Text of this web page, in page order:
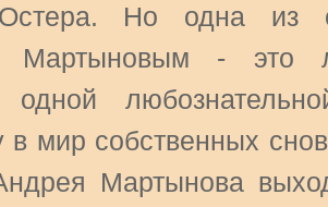
Но одна из
Мартыновым - это
в мир собственных
Мартынова